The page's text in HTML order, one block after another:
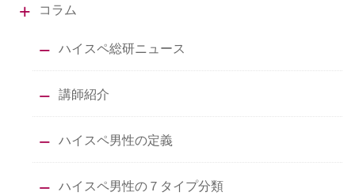
コラム
ハイスペ総研ニュース
講師紹介
ハイスペ男性の定義
ハイスペ男性の７タイプ分類